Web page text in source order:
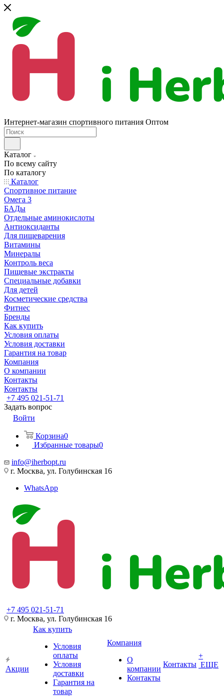
Интернет-магазин спортивного питания Оптом
Каталог
По всему сайту
По каталогу
Каталог
Спортивное питание
Омега 3
БАДы
Отдельные аминокислоты
Антиоксиданты
Для пищеварения
Витамины
Минералы
Контроль веса
Пищевые экстракты
Специальные добавки
Для детей
Косметические средства
Фитнес
Бренды
Как купить
Условия оплаты
Условия доставки
Гарантия на товар
Компания
О компании
Контакты
Контакты
+7 495 021-51-71
Задать вопрос
Войти
Корзина0
Избранные товары0
info@iherbopt.ru
г. Москва, ул. Голубинская 16
WhatsApp
+7 495 021-51-71
г. Москва, ул. Голубинская 16
Акции
Как купить
Условия
оплаты
Условия
доставки
Гарантия на
товар
Компания
О
компании
Контакты
Контакты
+
ЕЩЕ